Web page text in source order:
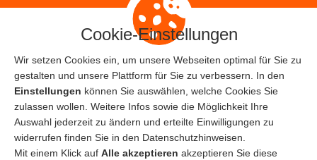
Home
© Copyright 2019
Cookie-Einstellungen
Wir setzen Cookies ein, um unsere Webseiten optimal für Sie zu
gestalten und unsere Plattform für Sie zu verbessern. In den
Einstellungen können Sie auswählen, welche Cookies Sie
zulassen wollen. Weitere Infos sowie die Möglichkeit Ihre
Auswahl jederzeit zu ändern und erteilte Einwilligungen zu
widerrufen finden Sie in den Datenschutzhinweisen.
Mit einem Klick auf Alle akzeptieren akzeptieren Sie diese